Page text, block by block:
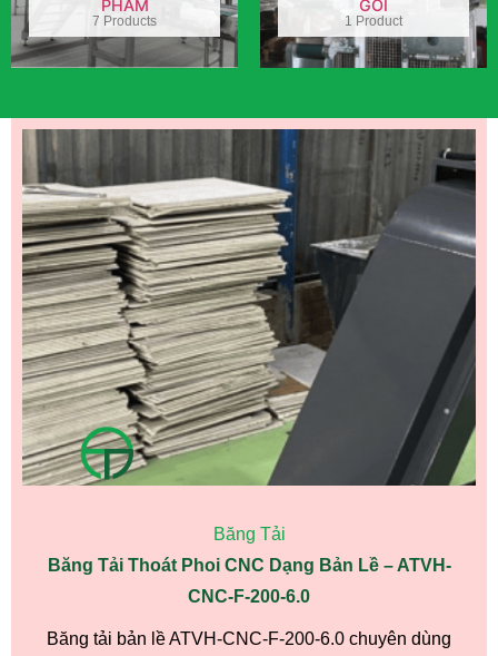
PHẨM
7 Products
GÓI
1 Product
Băng Tải
Băng Tải Thoát Phoi CNC Dạng Bản Lề – ATVH-
CNC-F-200-6.0
Băng tải bản lề ATVH-CNC-F-200-6.0 chuyên dùng